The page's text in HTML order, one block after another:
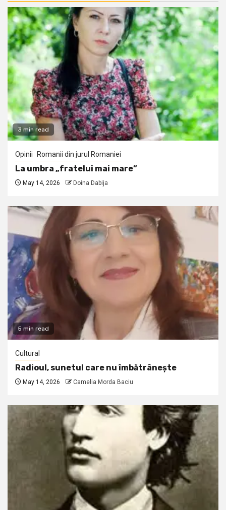
3 min read
Opinii Romanii din jurul Romaniei
La umbra „fratelui mai mare”
May 14, 2026 Doina Dabija
5 min read
Cultural
Radioul, sunetul care nu îmbătrânește
May 14, 2026 Camelia Morda Baciu